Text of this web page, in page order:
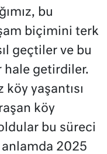
bu
biçimini terk
geçtiler ve bu
hale getirdiler.
yaşantısı
köy
bu süreci
anlamda 2025